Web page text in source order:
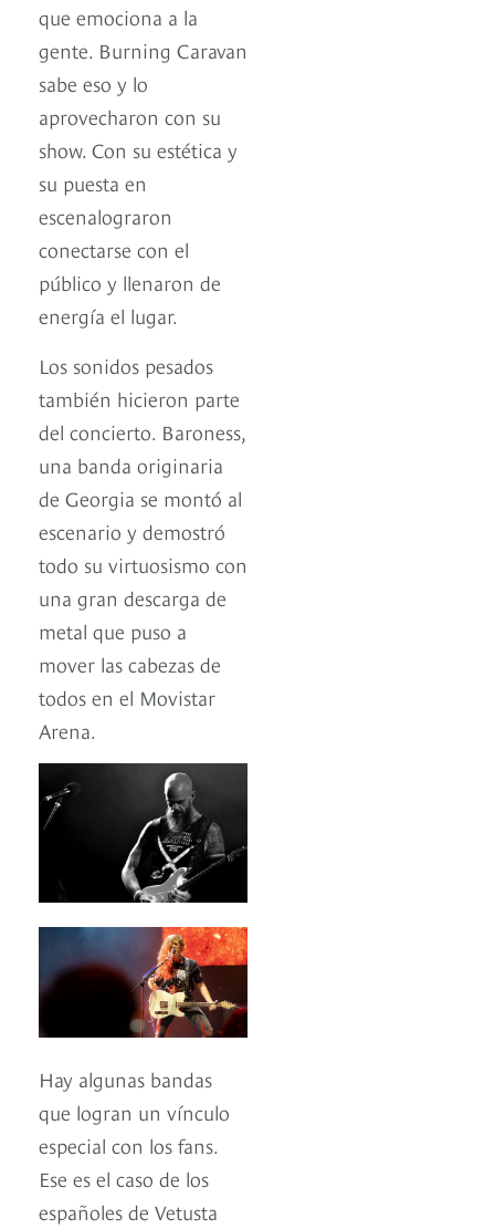
que emociona a la
gente. Burning Caravan
sabe eso y lo
aprovecharon con su
show. Con su estética y
su puesta en
escenalograron
conectarse con el
público y llenaron de
energía el lugar.
Los sonidos pesados
también hicieron parte
del concierto. Baroness,
una banda originaria
de Georgia se montó al
escenario y demostró
todo su virtuosismo con
una gran descarga de
metal que puso a
mover las cabezas de
todos en el Movistar
Arena.
Hay algunas bandas
que logran un vínculo
especial con los fans.
Ese es el caso de los
españoles de Vetusta